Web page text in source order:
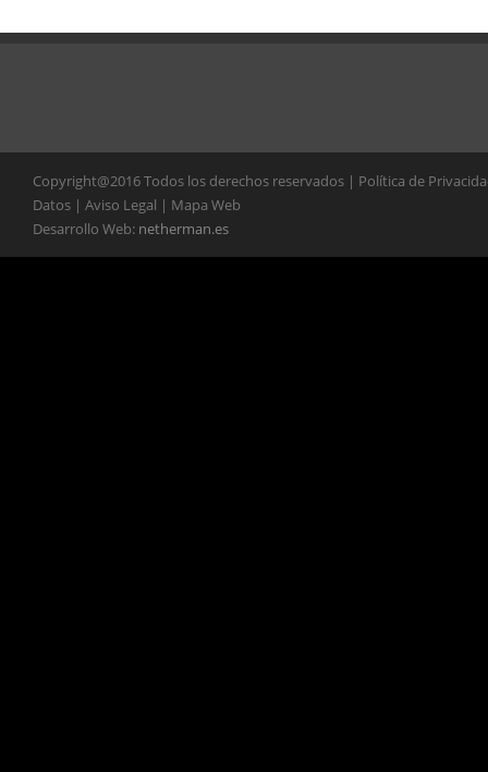
Copyright@2016 Todos los derechos reservados | Política de
Datos | Aviso Legal | Mapa Web
Desarrollo Web: netherman.es